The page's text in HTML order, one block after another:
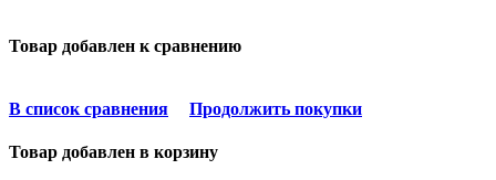
Товар добавлен к сравнению
В список сравнения Продолжить покупки
Товар добавлен в корзину